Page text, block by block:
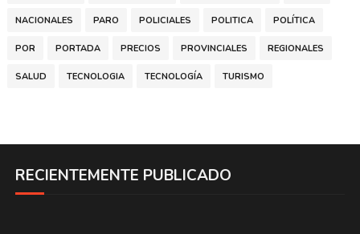
NACIONALES PARO POLICIALES POLITICA POLÍTICA
POR PORTADA PRECIOS PROVINCIALES REGIONALES
SALUD TECNOLOGIA TECNOLOGÍA TURISMO
RECIENTEMENTE PUBLICADO